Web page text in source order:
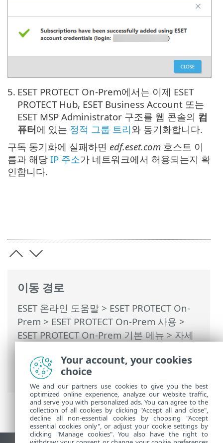
이동 경로
ESET 온라인 도움말 > ESET PROTECT On-
Prem > ESET PROTECT On-Prem 사용 >
ESET PROTECT On-Prem 기본 메뉴> 자세
Business Account 또는 ESET MSP
Administrator 계정에 로그인
5. ESET PROTECT On-Prem에서는 이제 ESET
PROTECT Hub, ESET Business Account 또는
ESET MSP Administrator 구조를 웹 콘솔의 컴
퓨터에 있는 정적 그룹 트리와 동기화합니다.
구독 동기화에 실패하면 edf.eset.com 호스트 이
름과 해당 IP 주소가 네트워크에서 허용되는지 확
인합니다.
Your account, your cookies
choice
We and our partners use cookies to give you the best
optimized online experience, analyze our website traffic,
and serve you with personalized ads. You can agree to the
collection of all cookies by clicking "Accept all and close",
decline all non-essential cookies by choosing "Accept
essential cookies only", or adjust your cookie settings by
clicking "Manage cookies". You also have the right to